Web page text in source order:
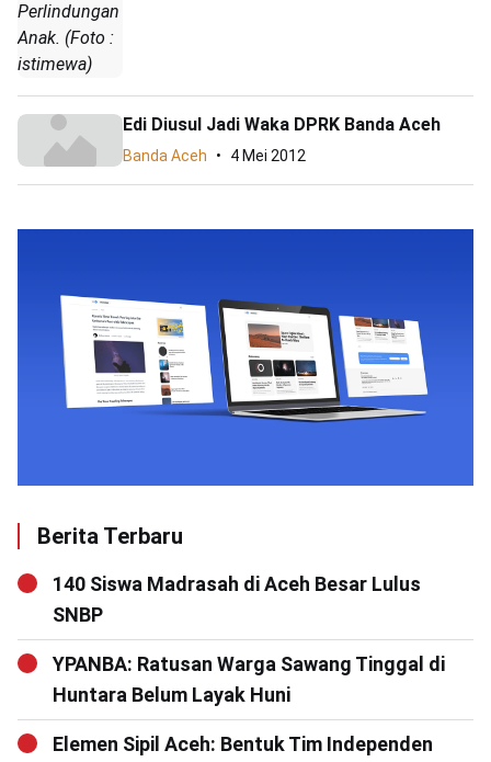
Perlindungan
Anak. (Foto :
istimewa)
Edi Diusul Jadi Waka DPRK Banda Aceh
Banda Aceh 4 Mei 2012
Berita Terbaru
140 Siswa Madrasah di Aceh Besar Lulus
SNBP
YPANBA: Ratusan Warga Sawang Tinggal di
Huntara Belum Layak Huni
Elemen Sipil Aceh: Bentuk Tim Independen